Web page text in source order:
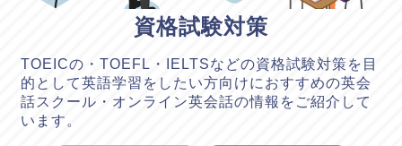
資格試験対策
TOEICの・TOEFL・IELTSなどの資格試験対策を目
的として英語学習をしたい方向けにおすすめの英会
話スクール・オンライン英会話の情報をご紹介して
います。